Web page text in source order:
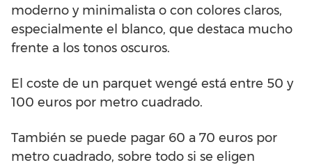
moderno y minimalista o con colores claros,
especialmente el blanco, que destaca mucho
frente a los tonos oscuros.
El coste de un parquet wengé está entre 50 y
100 euros por metro cuadrado.
También se puede pagar 60 a 70 euros por
metro cuadrado, sobre todo si se eligen